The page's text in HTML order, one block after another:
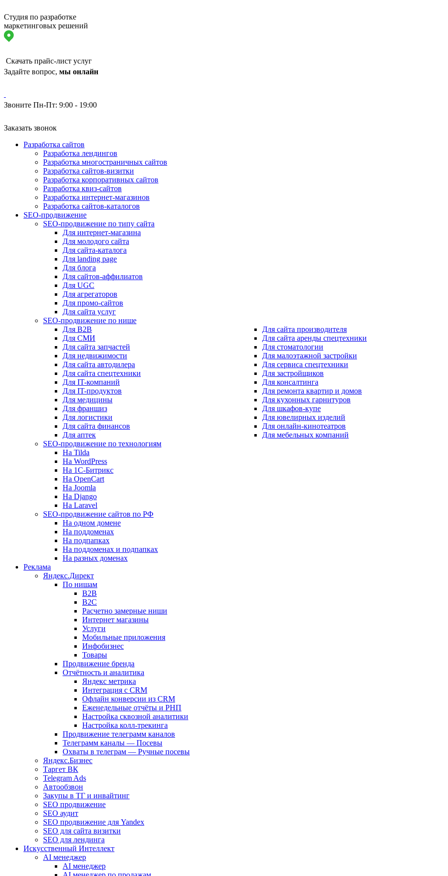
Студия по разработке
маркетинговых решений
Скачать прайс-лист услуг
Задайте вопрос, мы онлайн
Звоните Пн-Пт: 9:00 - 19:00
Заказать звонок
Разработка сайтов
Разработка лендингов
Разработка многостраничных сайтов
Разработка сайтов-визитки
Разработка корпоративных сайтов
Разработка квиз-сайтов
Разработка интернет-магазинов
Разработка сайтов-каталогов
SEO-продвижение
SEO-продвижение по типу сайта
Для интернет-магазина
Для молодого сайта
Для сайта-каталога
Для landing page
Для блога
Для сайтов-аффилиатов
Для UGC
Для агрегаторов
Для промо-сайтов
Для сайта услуг
SEO-продвижение по нише
Для B2B
Для СМИ
Для сайта запчастей
Для недвижимости
Для сайта автодилера
Для сайта спецтехники
Для IT-компаний
Для IT-продуктов
Для медицины
Для франшиз
Для логистики
Для сайта финансов
Для аптек
Для сайта производителя
Для сайта аренды спецтехники
Для стоматологии
Для малоэтажной застройки
Для сервиса спецтехники
Для застройщиков
Для консалтинга
Для ремонта квартир и домов
Для кухонных гарнитуров
Для шкафов-купе
Для ювелирных изделий
Для онлайн-кинотеатров
Для мебельных компаний
SEO-продвижение по технологиям
На Tilda
На WordPress
На 1С-Битрикс
На OpenCart
На Joomla
На Django
На Laravel
SEO-продвижение сайтов по РФ
На одном домене
На поддоменах
На подпапках
На поддоменах и подпапках
На разных доменах
Реклама
Яндекс.Директ
По нишам
B2B
B2C
Расчетно замерные ниши
Интернет магазины
Услуги
Мобильные приложения
Инфобизнес
Товары
Продвижение бренда
Отчётность и аналитика
Яндекс метрика
Интеграция с CRM
Офлайн конверсии из CRM
Еженедельные отчёты и РНП
Настройка сквозной аналитики
Настройка колл-трекинга
Продвижение телеграмм каналов
Телеграмм каналы — Посевы
Охваты в телеграм — Ручные посевы
Яндекс.Бизнес
Таргет ВК
Telegram Ads
Автообзвон
Закупы в ТГ и инвайтинг
SEO продвижение
SEO аудит
SEO продвижение для Yandex
SEO для сайта визитки
SEO для лендинга
Искусственный Интеллект
AI менеджер
AI менеджер